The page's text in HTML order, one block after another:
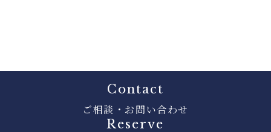
Contact
ご相談・お問い合わせ
Reserve